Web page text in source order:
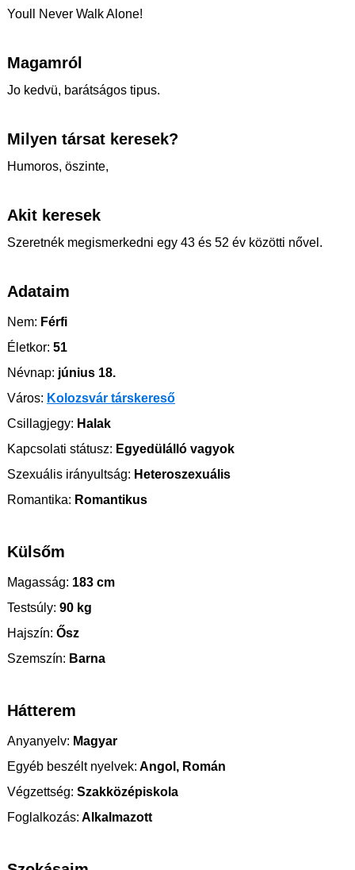
Youll Never Walk Alone!
Magamról
Jo kedvü, barátságos tipus.
Milyen társat keresek?
Humoros, öszinte,
Akit keresek
Szeretnék megismerkedni egy 43 és 52 év közötti nővel.
Adataim
Nem: Férfi
Életkor: 51
Névnap: június 18.
Város: Kolozsvár társkereső
Csillagjegy: Halak
Kapcsolati státusz: Egyedülálló vagyok
Szexuális irányultság: Heteroszexuális
Romantika: Romantikus
Külsőm
Magasság: 183 cm
Testsúly: 90 kg
Hajszín: Ősz
Szemszín: Barna
Hátterem
Anyanyelv: Magyar
Egyéb beszélt nyelvek: Angol, Román
Végzettség: Szakközépiskola
Foglalkozás: Alkalmazott